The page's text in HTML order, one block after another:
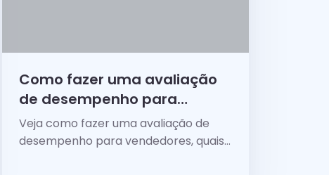
Como fazer uma avaliação
de desempenho para
vendedores? [GUIA PRÁTICO]
Veja como fazer uma avaliação de
desempenho para vendedores, quais